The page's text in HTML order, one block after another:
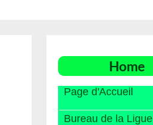
Home
Page d'Accueil
Bureau de la Ligue